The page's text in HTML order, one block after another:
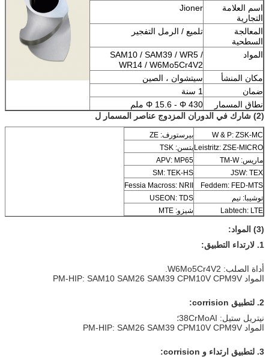
اسم العلامة
التجارية
Jioner
المعالجة
السطحية
تلميع / الرمل التفجير
المواد
SAM10 / SAM39 / WR5 /
WR14 / W6Mo5Cr4V2
مكان المنشأ
سيتشوان ، الصين
ضمان
1 سنة
نطاق المسمار
Φ 15.6 - Φ 430 ملم
(2) شارك في الدوران المزدوج عناصر المسمار ل
W & P: ZSK-MC
بيرستورف: ZE
Leistritz: ZSE-MICROيتسن: TSK
ماريس: TM-W
APV: MP65
JSW: TEX
SM: TEK-HS
Feddem: FED-MTS
Fessia Macross: NRII
توشيبا: تيم
USEON: TDS
Labtech: LTE
شيزو: MTE
(3) المواد:
1. لارتداء التطبيق:
أداة الصلب: W6Mo5Cr4V2.
المواد PM-HIP: SAM10 SAM26 SAM39 CPM10V CPM9V
2. لتطبيق corrision:
نيتريل ستيل: 38CrMoAI؛
المواد PM-HIP: SAM26 SAM39 CPM10V CPM9V
3. لتطبيق ارتداء و corrision: